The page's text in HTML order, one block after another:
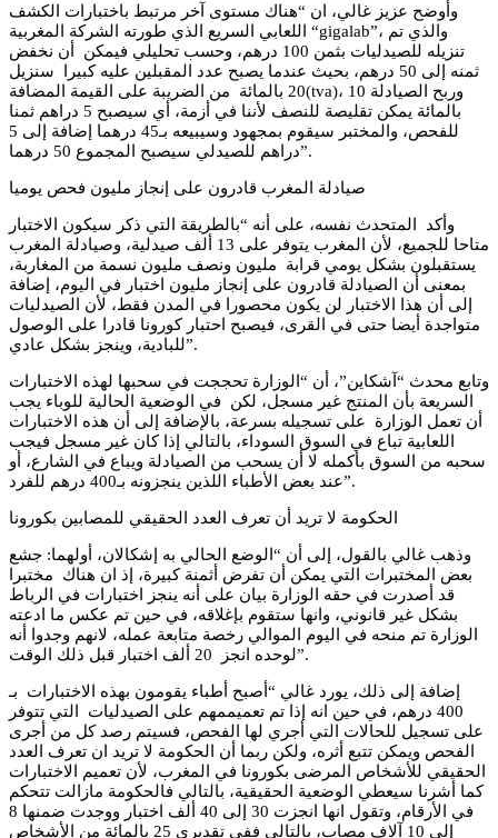
وأوضح عزيز غالي، ان “هناك مستوى آخر مرتبط باختبارات الكشف
اللعابي السريع الذي طورته الشركة المغربية “gigalab”، والذي تم
تنزيله للصيدليات بثمن 100 درهم، وحسب تحليلي فيمكن أن نخفض
ثمنه إلى 50 درهم، بحيث عندما يصبح عدد المقبلين عليه كبيرا سنزيل
20 بالمائة من الضريبة على القيمة المضافة(tva)، وربح الصيادلة 10
بالمائة يمكن تقليصة للنصف لأننا في أزمة، أي سيصبح 5 دراهم ثمنا
للفحص، والمختبر سيقوم بمجهود وسيبيعه بـ45 درهما إضافة إلى 5
دراهم للصيدلي سيصبح المجموع 50 درهما”.
صيادلة المغرب قادرون على إنجاز مليون فحص يوميا
وأكد المتحدث نفسه، على أنه “بالطريقة التي ذكر سيكون الاختبار
متاحا للجميع، لأن المغرب يتوفر على 13 ألف صيدلية، وصيادلة المغرب
يستقبلون بشكل يومي قرابة مليون ونصف مليون نسمة من المغاربة،
بمعنى أن الصيادلة قادرون على إنجاز مليون اختبار في اليوم، إضافة
إلى أن هذا الاختبار لن يكون محصورا في المدن فقط، لأن الصيدليات
متواجدة أيضا حتى في القرى، فيصبح احتبار كورونا قادرا على الوصول
للبادية، وينجز بشكل عادي”.
وتابع محدث “آشكاين”، أن “الوزارة تحججت في سحبها لهذه الاختبارات
السريعة بأن المنتج غير مسجل، لكن في الوضعية الحالية للوباء يجب
أن تعمل الوزارة على تسجيله بسرعة، بالإضافة إلى أن هذه الاختبارات
اللعابية تباع في السوق السوداء، بالتالي إذا كان غير مسجل فيجب
سحبه من السوق بأكمله لا أن يسحب من الصيادلة ويباع في الشارع، أو
عند بعض الأطباء اللذين ينجزونه بـ400 درهم للفرد”.
الحكومة لا تريد أن تعرف العدد الحقيقي للمصابين بكورونا
وذهب غالي بالقول، إلى أن “الوضع الحالي به إشكالان، أولهما: جشع
بعض المختبرات التي يمكن أن تفرض أثمنة كبيرة، إذ ان هناك مختبرا
قد أصدرت في حقه الوزارة بيان على أنه ينجز اختبارات في الرباط
بشكل غير قانوني، وانها ستقوم بإغلاقه، في حين تم عكس ما ادعته
الوزارة تم منحه في اليوم الموالي رخصة متابعة عمله، لانهم وجدوا أنه
لوحده انجز 20 ألف اختبار قبل ذلك الوقت”.
إضافة إلى ذلك، يورد غالي “أصبح أطباء يقومون بهذه الاختبارات بـ
400 درهم، في حين انه إذا تم تعميممهم على الصيدليات التي تتوفر
على تسجيل للحالات التي أجري لها الفحص، فسيتم رصد كل من أجرى
الفحص ويمكن تتبع أثره، ولكن ربما أن الحكومة لا تريد ان تعرف العدد
الحقيقي للأشخاص المرضى بكورونا في المغرب، لأن تعميم الاختبارات
كما أشرنا سيعطي الوضعية الحقيقية، بالتالي فالحكومة مازالت تتحكم
في الأرقام، وتقول انها انجزت 30 إلى 40 ألف اختبار ووجدت ضمنها 8
إلى 10 آلاف مصاب، بالتالي ففي تقديري 25 بالمائة من الأشخاص